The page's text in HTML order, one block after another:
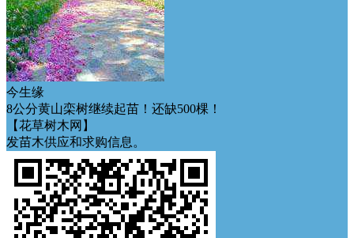
今生缘
8公分黄山栾树继续起苗！还缺500棵！
【花草树木网】
发苗木供应和求购信息。